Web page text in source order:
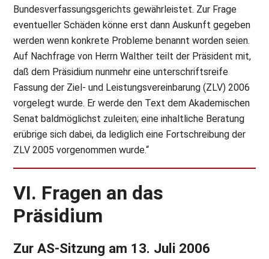
Bundesverfassungsgerichts gewährleistet. Zur Frage
eventueller Schäden könne erst dann Auskunft gegeben
werden wenn konkrete Probleme benannt worden seien.
Auf Nachfrage von Herrn Walther teilt der Präsident mit,
daß dem Präsidium nunmehr eine unterschriftsreife
Fassung der Ziel- und Leistungsvereinbarung (ZLV) 2006
vorgelegt wurde. Er werde den Text dem Akademischen
Senat baldmöglichst zuleiten; eine inhaltliche Beratung
erübrige sich dabei, da lediglich eine Fortschreibung der
ZLV 2005 vorgenommen wurde.“
VI. Fragen an das
Präsidium
Zur AS-Sitzung am 13. Juli 2006